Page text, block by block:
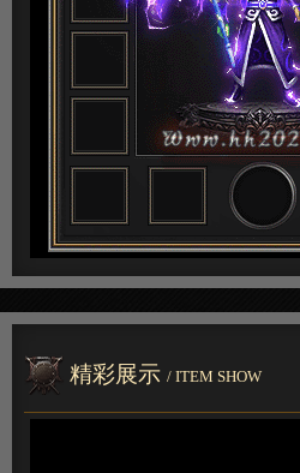
精彩展示 / ITEM SHOW